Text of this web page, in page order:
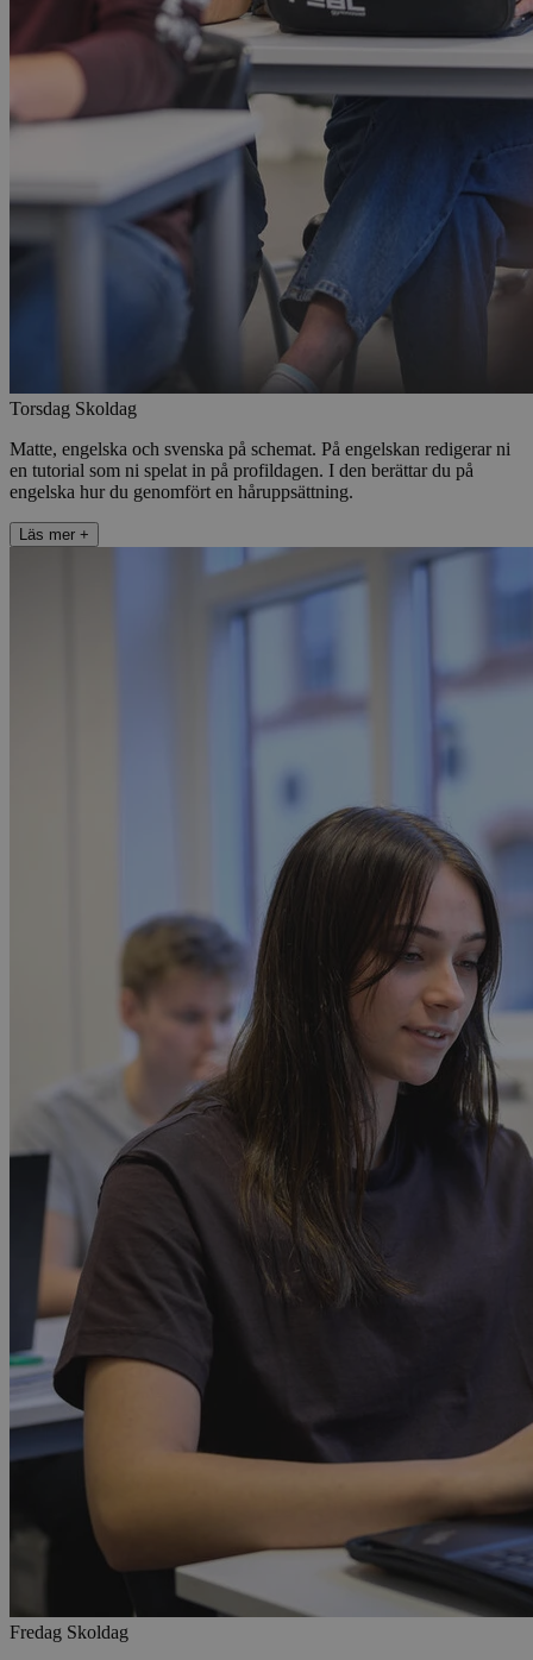
Torsdag Skoldag
Matte, engelska och svenska på schemat. På engelskan redigerar ni
en tutorial som ni spelat in på profildagen. I den berättar du på
engelska hur du genomfört en håruppsättning.
Läs mer +
Fredag Skoldag